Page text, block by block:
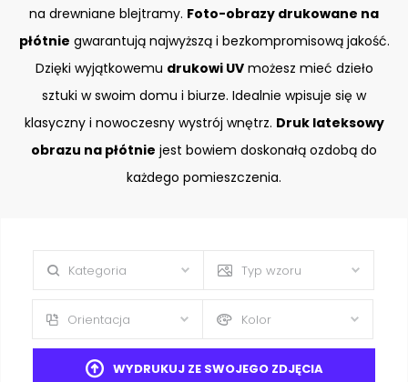
na drewniane blejtramy. Foto-obrazy drukowane na
płótnie gwarantują najwyższą i bezkompromisową jakość.
Dzięki wyjątkowemu drukowi UVmożesz mieć dzieło
sztuki w swoim domu i biurze. Idealnie wpisuje się w
klasyczny i nowoczesny wystrój wnętrz. Druk lateksowy
obrazu na płótnie jest bowiem doskonałą ozdobą do
każdego pomieszczenia.
Kategoria Typ wzoru
Orientacja Kolor
WYDRUKUJ ZE SWOJEGO ZDJĘCIA